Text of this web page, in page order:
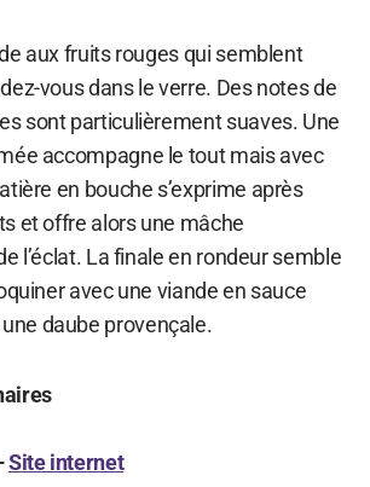
aux fruits rouges qui semblent
vous dans le verre. Des notes de
sont particulièrement suaves. Une
accompagne le tout mais avec
en bouche s’exprime après
et offre alors une mâche
l’éclat. La finale en rondeur semble
avec une viande en sauce
daube provençale.
Site internet